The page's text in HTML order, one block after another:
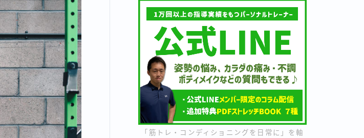
「筋トレ・コンディショニングを日常に」を軸